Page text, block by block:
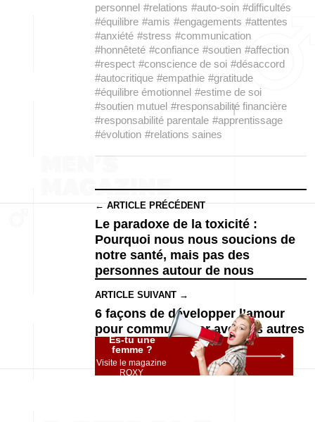
personnel #relations #auto-soin #difficultés
#équilibre #amis #engagements #attentes
#anxiété #stress #communication
#honnêteté #confiance #soutien #affection
#respect #conscience de soi #désaccord
#autocritique #empathie #gratitude
#équilibre émotionnel #estime de soi
#soutien mutuel #responsabilité financière
#responsabilité parentale #apprentissage
#évolution #relations saines
← ARTICLE PRÉCÉDENT
Le paradoxe de la toxicité :
Pourquoi nous nous soucions de
notre santé, mais pas des
personnes autour de nous
ARTICLE SUIVANT →
6 façons de développer l’amour
pour communiquer avec les autres
Es-tu une
femme ?
Visite le magazine
ROXY